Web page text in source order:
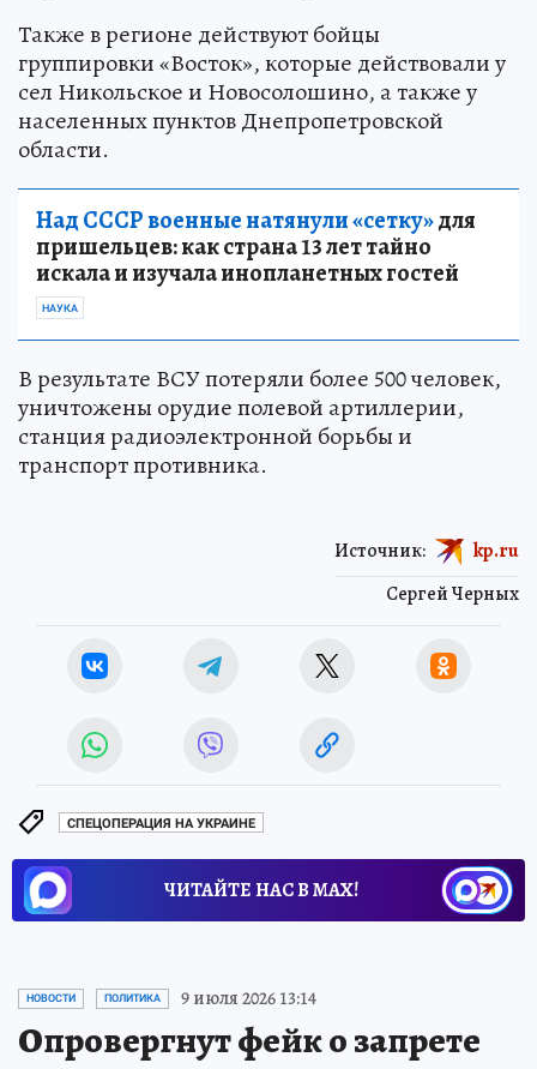
Также в регионе действуют бойцы
группировки «Восток», которые действовали у
сел Никольское и Новосолошино, а также у
населенных пунктов Днепропетровской
области.
Над СССР военные натянули «сетку»для
пришельцев: как страна 13 лет тайно
искала и изучала инопланетных гостей
НАУКА
В результате ВСУ потеряли более 500 человек,
уничтожены орудие полевой артиллерии,
станция радиоэлектронной борьбы и
транспорт противника.
Сергей Черных
Источник: kp.ru
СПЕЦОПЕРАЦИЯ НА УКРАИНЕ
ЧИТАЙТЕ НАС В МАХ!
НОВОСТИ ПОЛИТИКА 9 июля 2026 13:14
Опровергнут фейк о запрете